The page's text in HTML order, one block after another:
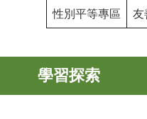
性別平等專區 友
學習探索